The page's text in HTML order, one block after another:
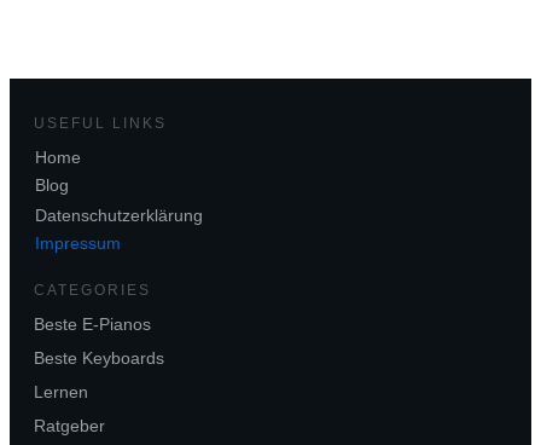
USEFUL LINKS
Home
Blog
Datenschutzerklärung
Impressum
CATEGORIES
Beste E-Pianos
Beste Keyboards
Lernen
Ratgeber